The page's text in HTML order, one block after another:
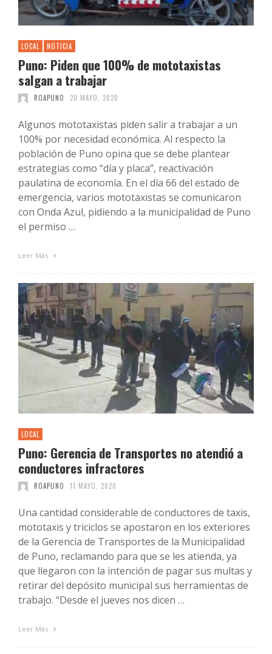
LOCAL NOTICIA
Puno: Piden que 100% de mototaxistas
salgan a trabajar
ROAPUNO 20 MAYO, 2020
Algunos mototaxistas piden salir a trabajar a un
100% por necesidad económica. Al respecto la
población de Puno opina que se debe plantear
estrategias como “día y placa”, reactivación
paulatina de economía. En el día 66 del estado de
emergencia, varios mototaxistas se comunicaron
con Onda Azul, pidiendo a la municipalidad de Puno
el permiso …
Leer Más
LOCAL
Puno: Gerencia de Transportes no atendió a
conductores infractores
ROAPUNO 11 MAYO, 2020
Una cantidad considerable de conductores de taxis,
mototaxis y triciclos se apostaron en los exteriores
de la Gerencia de Transportes de la Municipalidad
de Puno, reclamando para que se les atienda, ya
que llegaron con la intención de pagar sus multas y
retirar del depósito municipal sus herramientas de
trabajo. “Desde el jueves nos dicen …
Leer Más